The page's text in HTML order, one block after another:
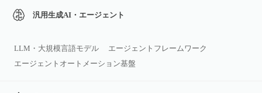
汎用生成AI・エージェント
LLM・大規模言語モデル
エージェントフレームワーク
エージェントオートメーション基盤